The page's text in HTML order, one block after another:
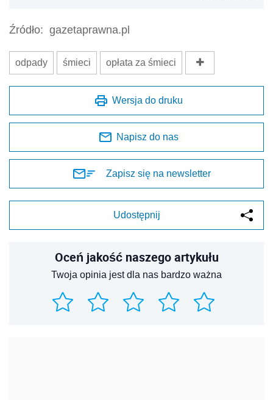
Źródło: gazetaprawna.pl
odpady śmieci opłata za śmieci
Wersja do druku
Napisz do nas
Zapisz się na newsletter
Udostępnij
Oceń jakość naszego artykułu
Twoja opinia jest dla nas bardzo ważna